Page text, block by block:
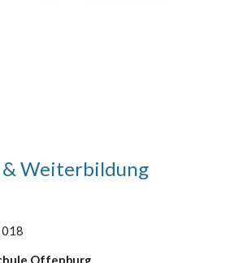
& Weiterbildung
Offenburg